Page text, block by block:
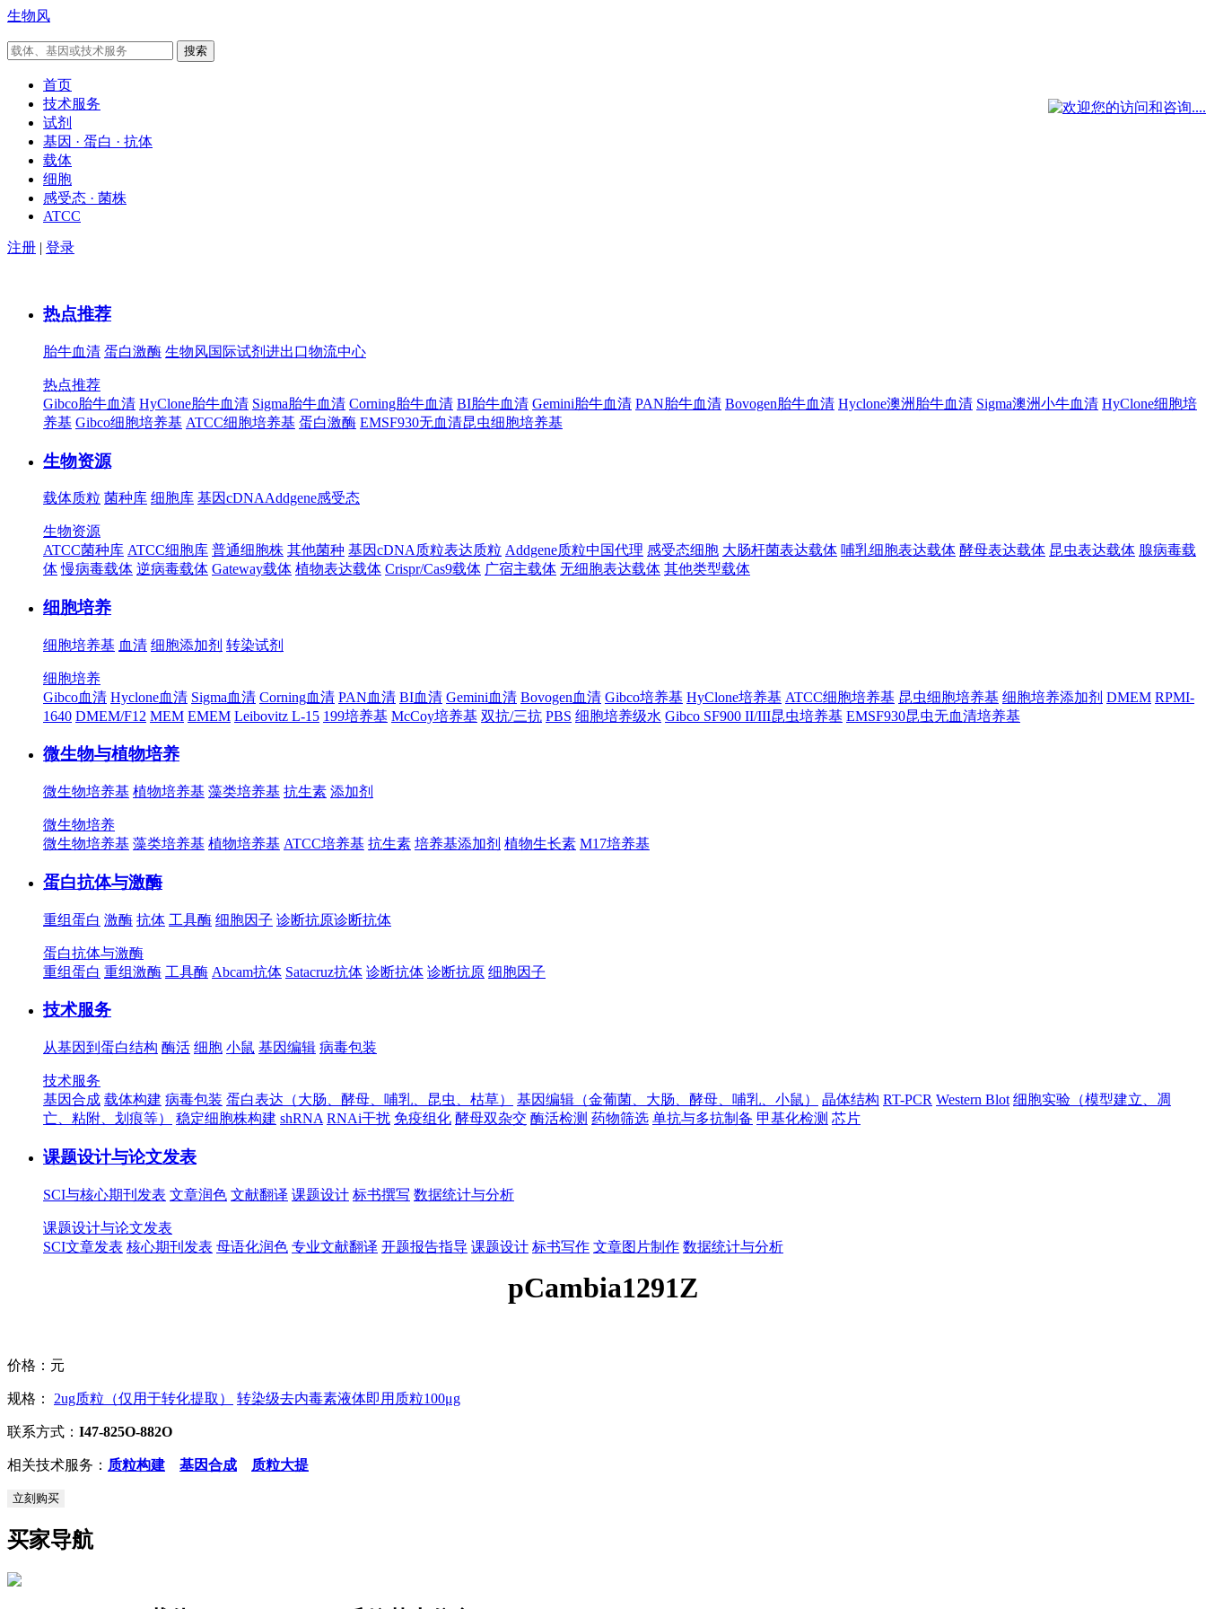
生物风
首页
技术服务
试剂
基因 · 蛋白 · 抗体
载体
细胞
感受态 · 菌株
ATCC
注册 | 登录
热点推荐
胎牛血清 蛋白激酶 生物风国际试剂进出口物流中心
热点推荐
Gibco胎牛血清 HyClone胎牛血清 Sigma胎牛血清 Corning胎牛血清 BI胎牛血清 Gemini胎牛血清 PAN胎牛血清 Bovogen胎牛血清 Hyclone澳洲胎牛血清 Sigma澳洲小牛血清 HyClone细胞培
养基 Gibco细胞培养基 ATCC细胞培养基 蛋白激酶 EMSF930无血清昆虫细胞培养基
生物资源
载体质粒 菌种库 细胞库 基因cDNAAddgene感受态
生物资源
ATCC菌种库 ATCC细胞库 普通细胞株 其他菌种 基因cDNA质粒表达质粒 Addgene质粒中国代理 感受态细胞 大肠杆菌表达载体 哺乳细胞表达载体 酵母表达载体 昆虫表达载体 腺病毒载
体 慢病毒载体 逆病毒载体 Gateway载体 植物表达载体 Crispr/Cas9载体 广宿主载体 无细胞表达载体 其他类型载体
细胞培养
细胞培养基 血清 细胞添加剂 转染试剂
细胞培养
Gibco血清 Hyclone血清 Sigma血清 Corning血清 PAN血清 BI血清 Gemini血清 Bovogen血清 Gibco培养基 HyClone培养基 ATCC细胞培养基 昆虫细胞培养基 细胞培养添加剂 DMEM RPMI-
1640 DMEM/F12 MEM EMEM Leibovitz L-15 199培养基 McCoy培养基 双抗/三抗 PBS 细胞培养级水 Gibco SF900 II/III昆虫培养基 EMSF930昆虫无血清培养基
微生物与植物培养
微生物培养基 植物培养基 藻类培养基 抗生素 添加剂
微生物培养
微生物培养基 藻类培养基 植物培养基 ATCC培养基 抗生素 培养基添加剂 植物生长素 M17培养基
蛋白抗体与激酶
重组蛋白 激酶 抗体 工具酶 细胞因子 诊断抗原诊断抗体
蛋白抗体与激酶
重组蛋白 重组激酶 工具酶 Abcam抗体 Satacruz抗体 诊断抗体 诊断抗原 细胞因子
技术服务
从基因到蛋白结构 酶活 细胞 小鼠 基因编辑 病毒包装
技术服务
基因合成 载体构建 病毒包装 蛋白表达（大肠、酵母、哺乳、昆虫、枯草） 基因编辑（金葡菌、大肠、酵母、哺乳、小鼠） 晶体结构 RT-PCR Western Blot 细胞实验（模型建立、凋
亡、粘附、划痕等）
稳定细胞株构建 shRNA RNAi干扰 免疫组化 酵母双杂交 酶活检测 药物筛选 单抗与多抗制备 甲基化检测 芯片
课题设计与论文发表
SCI与核心期刊发表 文章润色 文献翻译 课题设计 标书撰写 数据统计与分析
课题设计与论文发表
SCI文章发表 核心期刊发表 母语化润色 专业文献翻译 开题报告指导 课题设计 标书写作 文章图片制作 数据统计与分析
pCambia1291Z
价格： 元
规格： 2ug质粒（仅用于转化提取） 转染级去内毒素液体即用质粒100μg
联系方式： I47-825O-882O
相关技术服务： 质粒构建 基因合成 质粒大提
立刻购买
买家导航